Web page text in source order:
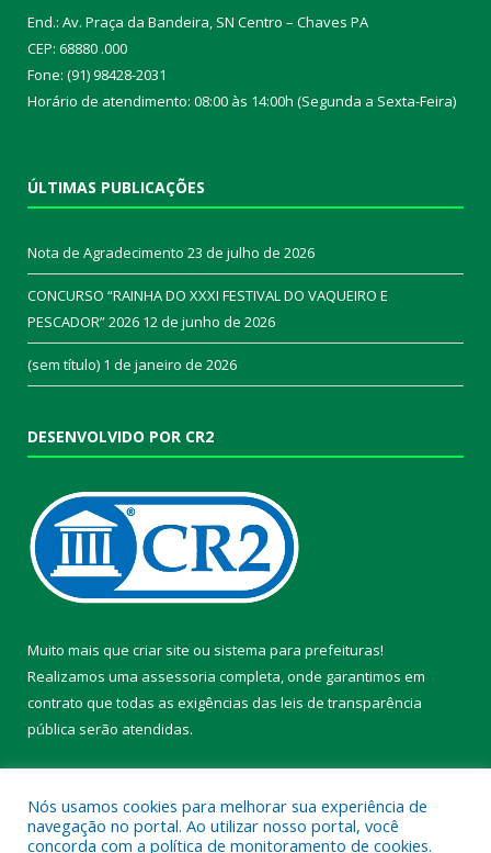
End.: Av. Praça da Bandeira, SN Centro – Chaves PA
CEP: 68880 .000
Fone: (91) 98428-2031
Horário de atendimento: 08:00 às 14:00h (Segunda a Sexta-Feira)
ÚLTIMAS PUBLICAÇÕES
Nota de Agradecimento 23 de julho de 2026
CONCURSO “RAINHA DO XXXI FESTIVAL DO VAQUEIRO E
PESCADOR” 2026 12 de junho de 2026
(sem título) 1 de janeiro de 2026
DESENVOLVIDO POR CR2
Muito mais que criar site ou sistema para prefeituras!
Realizamos uma assessoria completa, onde garantimos em
contrato que todas as exigências das leis de transparência
pública serão atendidas.
Nós usamos cookies para melhorar sua experiência de
navegação no portal. Ao utilizar nosso portal, você
concorda com a política de monitoramento de cookies.